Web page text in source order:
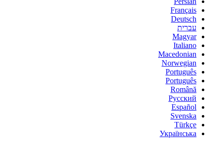
Français
Deutsch
עברית
Magyar
Italiano
Macedonian
Norwegian
Português
Português
Română
Русский
Español
Svenska
Türkçe
Українська